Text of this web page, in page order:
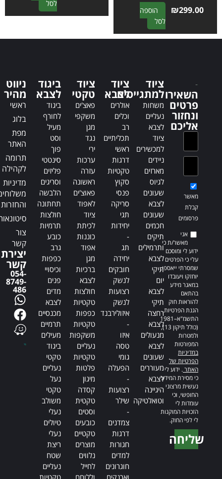
₪299.00
הוספה
לסל
A
l
t
i
v
לסל
A
l
t
i
v
השאירו
פרטים
ונחזור
אליכם
מאשר
קבלת
פרסומים
אני
מאשר/ת כי
ידוע לי ומוסכם
עלי כי הפרטים
שמסרתי ייאספו,
יוחזקו ויעובדו
במאגר מידע
בהתאם
להוראות חוק
הגנת הפרטיות,
התשמ"א–1981
(כולל תיקון 13),
ולמטרות
המפורטות
במדיניות
הפרטיות של
האתר. ידוע לי
כי מסירת המידע
נעשית מרצוני
החופשי, וכי
עומדות לי
הזכויות המוקנות
לי לפי החוק.
שליחה
ציוד
למתגייסים
משחות
נעליים
לצבא
ציוד
למכשירים
ניידים
מארזים
לגיוס
שעונים
לצבא
שעונים
חכמים
תיקים
ותרמילים
לצבא
תיקי
יום
לצבא
תיקי
רחצה
לצבא
מנעולים
לצבא
שעונים
מעוררים
לצבא
היגיינה
וטואלטיקה
ציוד
לצבא
אולרים
וכלים
רב
תכליתיים
ראשי
דרגות
טקטיות
סקוץ
פנסי
סריקה
תגי
יחידות
-
תג
יחידה
חובקים
לנשק
רצועות
לנשק
איזולירבנד
-
איזו
טסה
גומי
הפעלה
-
רצועות
שילר
-
צמדנים
דרגות
חגורות
למדים
חוגרונים
וארנקים
ציוד
טקטי
פאצ'ים
משקפי
מגן
נגד
ירי
ערכות
עזרה
ראשונה
פאוצ'ים
לאפוד
ציוד
לכיתת
כוננות
אפוד
מגן
ברכיות
לצבא
חולצות
טקטיות
כפפות
טקטיות
משקפות
נעליים
טקטיות
פלטות
מיגון
קסדה
טקטית
וסטים
כובעים
טקטיים
מוצרים
נלווים
לחייל
וללוחם
ביגוד
לצבא
ביגוד
לחורף
מעיל
וסט
פוך
סינטטי
פליזים
וסריגים
הלבשה
תחתונה
חולצות
תרמיות
כובע
גרב
כפפות
וכיסויי
פנים
מדים
לצבא
מכנסיים
תרמיים
מעילים
ביגוד
טקטי
נעליים
נעל
טקטי
משולב
נעלי
טיולים
נעלי
ריצת
שטח
נעליים
טקטיות
ניווט
מהיר
ראשי
בלוג
מפת
האתר
תרומה
לקהילה
מדיניות
והחזרות
צור
קשר
יצירת
קשר
054-
8749-
486